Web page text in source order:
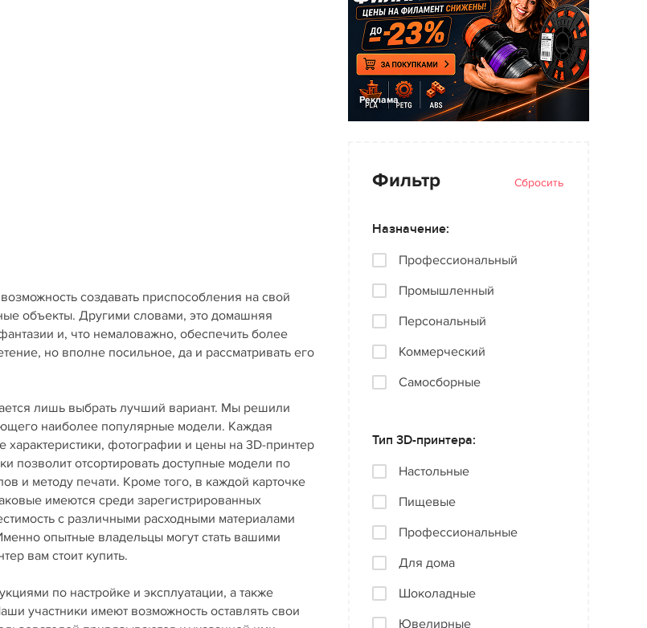
создавать приспособления на свой
объекты. Другими словами, это домашняя
и, что немаловажно, обеспечить более
но вполне посильное, да и рассматривать его
лишь выбрать лучший вариант. Мы решили
наиболее популярные модели. Каждая
фотографии и цены на 3D-принтер
позволит отсортировать доступные модели по
и методу печати. Кроме того, в каждой карточке
имеются среди зарегистрированных
с различными расходными материалами
опытные владельцы могут стать вашими
вам стоит купить.
по настройке и эксплуатации, а также
участники имеют возможность оставлять свои
Реклама
Фильтр Сбросить
Назначение:
Профессиональный
Промышленный
Персональный
Коммерческий
Самосборные
Тип 3D-принтера:
Настольные
Пищевые
Профессиональные
Для дома
Шоколадные
Ювелирные